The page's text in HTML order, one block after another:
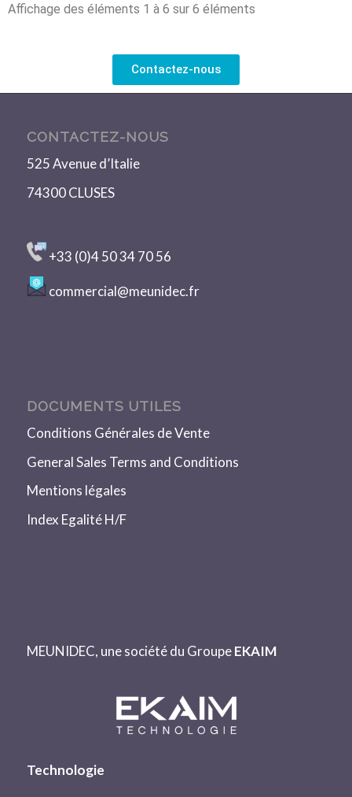
Affichage des éléments 1 à 6 sur 6 éléments
Contactez-nous
CONTACTEZ-NOUS
525 Avenue d’Italie
74300 CLUSES
+33 (0)4 50 34 70 56
commercial@meunidec.fr
DOCUMENTS UTILES
Conditions Générales de Vente
General Sales Terms and Conditions
Mentions légales
Index Egalité H/F
MEUNIDEC, une société du GroupeEKAIM
Technologie